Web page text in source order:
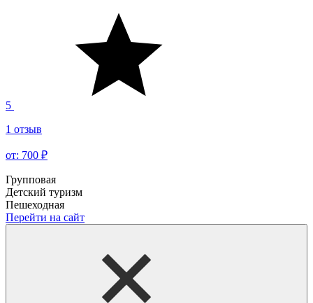
5
1 отзыв
от: 700 ₽
Групповая
Детский туризм
Пешеходная
Перейти на сайт